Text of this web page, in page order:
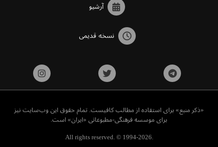
آرشیو
نسخه قدیمی
«ذکر منبع» برای استفاده از مطالب کافیست. تمام حقوق این وب‌سایت نیز
برای موسسه فرهنگی-مطبوعاتی «ایران» است.
All rights reserved. © 1994-2026.